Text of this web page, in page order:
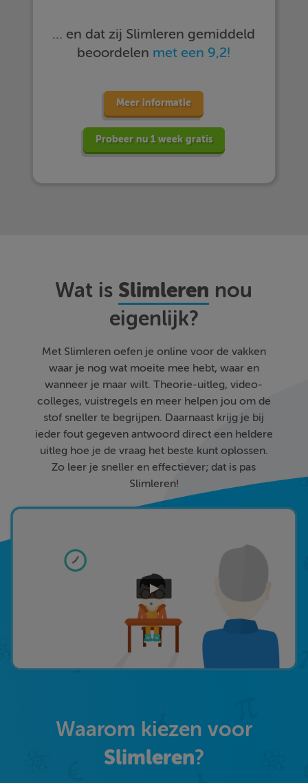
… en dat zij Slimleren gemiddeld
beoordelen met een 9,2!
Meer informatie
Probeer nu 1 week gratis
Wat is Slimleren nou
eigenlijk?
Met Slimleren oefen je online voor de vakken
waar je nog wat moeite mee hebt, waar en
wanneer je maar wilt. Theorie-uitleg, video-
colleges, vuistregels en meer helpen jou om de
stof sneller te begrijpen. Daarnaast krijg je bij
ieder fout gegeven antwoord direct een heldere
uitleg hoe je de vraag het beste kunt oplossen.
Zo leer je sneller en effectiever; dat is pas
Slimleren!
Waarom kiezen voor
Slimleren?